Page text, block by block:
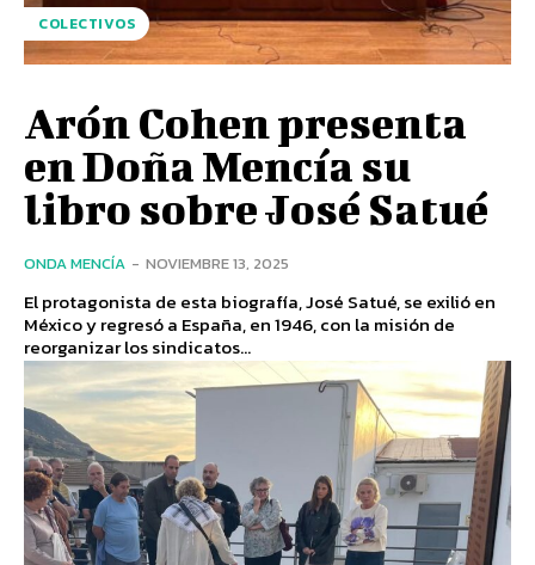
COLECTIVOS
Arón Cohen presenta
en Doña Mencía su
libro sobre José Satué
ONDA MENCÍA - NOVIEMBRE 13, 2025
El protagonista de esta biografía, José Satué, se exilió en
México y regresó a España, en 1946, con la misión de
reorganizar los sindicatos...